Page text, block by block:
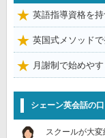
英語指導資格を
英国式メソッド
月謝制で始めや
シェーン英会話の
スクールが大変